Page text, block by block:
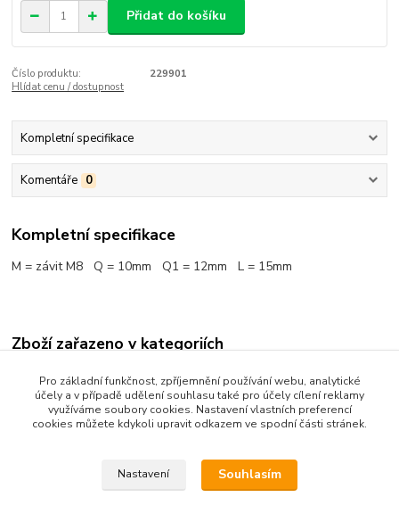
Přidat do košíku
Číslo produktu:
229901
Hlídat cenu / dostupnost
Kompletní specifikace
Komentáře 0
Kompletní specifikace
M = závit M8 Q = 10mm Q1 = 12mm L = 15mm
Zboží zařazeno v kategoriích
Spojovací kování
Upravit sběr cookies.
Pro základní funkčnost, zpříjemnění používání webu, analytické
účely a v případě udělení souhlasu také pro účely cílení reklamy
využíváme soubory cookies. Nastavení vlastních preferencí
cookies můžete kdykoli upravit odkazem ve spodní části stránek.
Nastavení Souhlasím